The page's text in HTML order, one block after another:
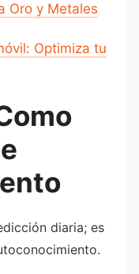
Oro y Metales
Optimiza tu
diaria; es